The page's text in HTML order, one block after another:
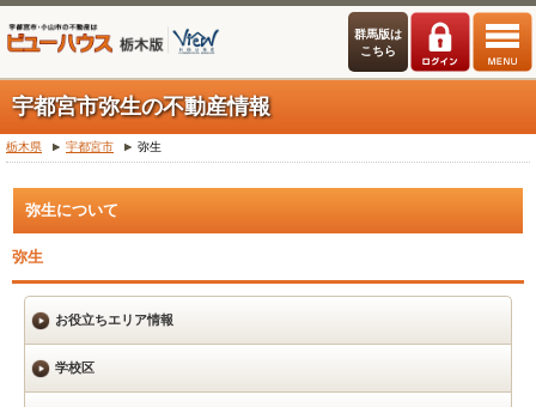
群馬版は
こちら
宇都宮市弥生の不動産情報
栃木県 宇都宮市 弥生
弥生について
弥生
お役立ちエリア情報
学校区